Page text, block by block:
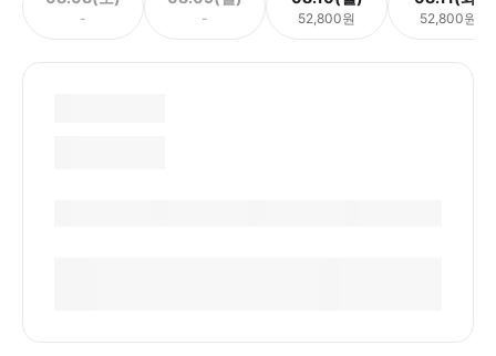
- - 52,800원 52,800원